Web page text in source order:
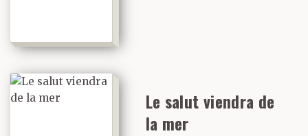
Le salut viendra de
la mer